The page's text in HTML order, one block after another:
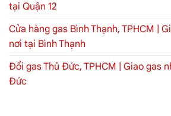
tại Quận 12
Cửa hàng gas Bình Thạnh, TPHCM |
nơi tại Bình Thạnh
Đổi gas Thủ Đức, TPHCM | Giao gas
Đức